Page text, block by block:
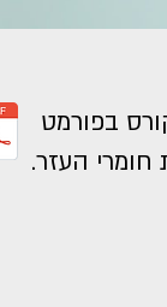
בפורמט